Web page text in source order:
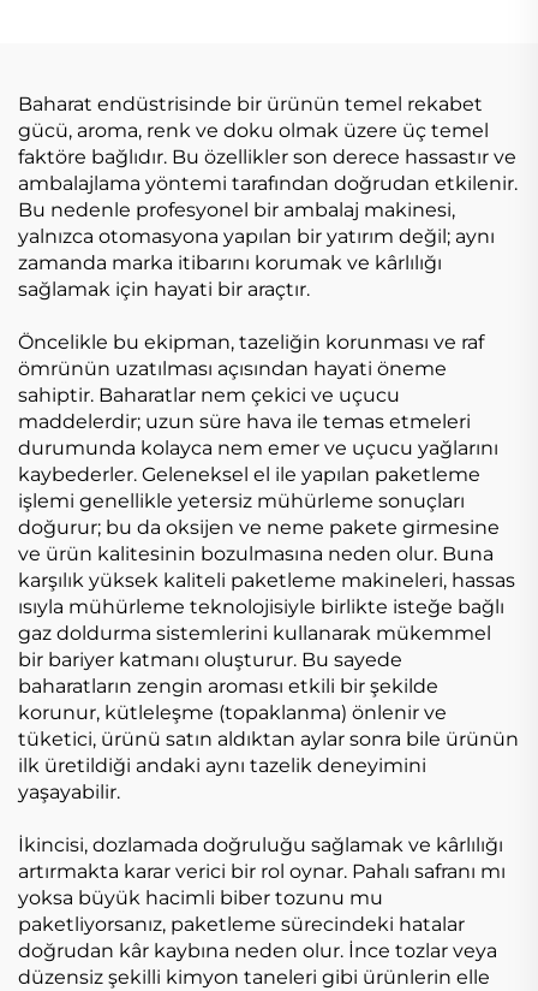
Baharat endüstrisinde bir ürünün temel rekabet
gücü, aroma, renk ve doku olmak üzere üç temel
faktöre bağlıdır. Bu özellikler son derece hassastır ve
ambalajlama yöntemi tarafından doğrudan etkilenir.
Bu nedenle profesyonel bir ambalaj makinesi,
yalnızca otomasyona yapılan bir yatırım değil; aynı
zamanda marka itibarını korumak ve kârlılığı
sağlamak için hayati bir araçtır.
Öncelikle bu ekipman, tazeliğin korunması ve raf
ömrünün uzatılması açısından hayati öneme
sahiptir. Baharatlar nem çekici ve uçucu
maddelerdir; uzun süre hava ile temas etmeleri
durumunda kolayca nem emer ve uçucu yağlarını
kaybederler. Geleneksel el ile yapılan paketleme
işlemi genellikle yetersiz mühürleme sonuçları
doğurur; bu da oksijen ve neme pakete girmesine
ve ürün kalitesinin bozulmasına neden olur. Buna
karşılık yüksek kaliteli paketleme makineleri, hassas
ısıyla mühürleme teknolojisiyle birlikte isteğe bağlı
gaz doldurma sistemlerini kullanarak mükemmel
bir bariyer katmanı oluşturur. Bu sayede
baharatların zengin aroması etkili bir şekilde
korunur, kütleleşme (topaklanma) önlenir ve
tüketici, ürünü satın aldıktan aylar sonra bile ürünün
ilk üretildiği andaki aynı tazelik deneyimini
yaşayabilir.
İkincisi, dozlamada doğruluğu sağlamak ve kârlılığı
artırmakta karar verici bir rol oynar. Pahalı safranı mı
yoksa büyük hacimli biber tozunu mu
paketliyorsanız, paketleme sürecindeki hatalar
doğrudan kâr kaybına neden olur. İnce tozlar veya
düzensiz şekilli kimyon taneleri gibi ürünlerin elle